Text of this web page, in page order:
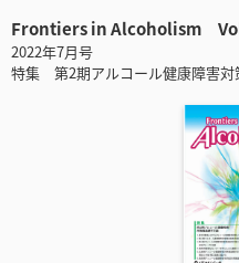
Frontiers in Alcoholism
2022年7月号
特集 第2期アルコール健康障害対